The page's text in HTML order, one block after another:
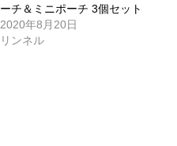
ーチ＆ミニポーチ 3個セット
2020年8月20日
リンネル